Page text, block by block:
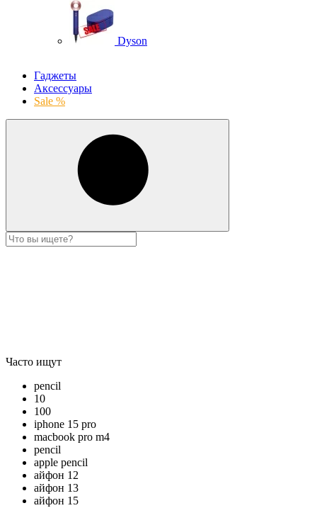
Dyson
Гаджеты
Аксессуары
Sale %
Часто ищут
pencil
10
100
iphone 15 pro
macbook pro m4
pencil
apple pencil
айфон 12
айфон 13
айфон 15